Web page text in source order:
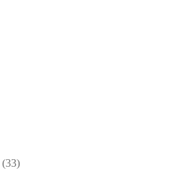
(33)